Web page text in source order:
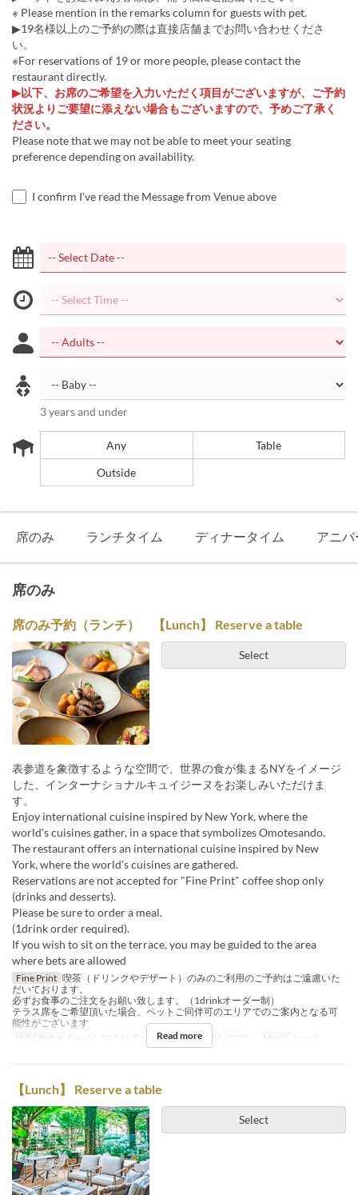
※ Please mention in the remarks column for guests with pet.
▶19名様以上のご予約の際は直接店舗までお問い合わせくださ
い。
※For reservations of 19 or more people, please contact the
restaurant directly.
▶以下、お席のご希望を入力いただく項目がございますが、ご予約
状況よりご要望に添えない場合もございますので、予めご了承く
ださい。
Please note that we may not be able to meet your seating
preference depending on availability.
I confirm I've read the Message from Venue above
3 years and under
Any
Table
Outside
席のみ ランチタイム ディナータイム アニ
席のみ
席のみ予約（ランチ） 【Lunch】 Reserve a table
Select
表参道を象徴するような空間で、世界の食が集まるNYをイメージ
した、インターナショナルキュイジーヌをお楽しみいただけま
す。
Enjoy international cuisine inspired by New York, where the
world's cuisines gather, in a space that symbolizes Omotesando.
The restaurant offers an international cuisine inspired by New
York, where the world's cuisines are gathered.
Reservations are not accepted for "Fine Print" coffee shop only
(drinks and desserts).
Please be sure to order a meal.
(1drink order required).
If you wish to sit on the terrace, you may be guided to the area
where bets are allowed
Fine Print 喫茶（ドリンクやデザート）のみのご利用のご予約はご遠慮いた
だいております。
必ずお食事のご注文をお願い致します。（1drinkオーダー制）
テラス席をご希望頂いた場合、ペットご同伴可のエリアでのご案内となる可
能性がございます
Valid Dates
Dec 26, 2024 ~ Dec 18, 2025, Dec 26, 2025 ~ Meals Lunch
Read more
【Lunch】 Reserve a table
Select